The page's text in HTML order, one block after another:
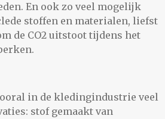
En ook zo veel mogelijk
stoffen en materialen, liefst
de CO2 uitstoot tijdens het
in de kledingindustrie veel
stof gemaakt van